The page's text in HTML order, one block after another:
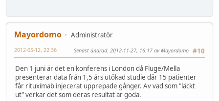
Mayordomo
Administratör
#10
2012-05-12, 22:36 Senast ändrad: 2012-11-27, 16:17 av Mayordomo
Den 1 juni är det en konferens i London då Fluge/Mella
presenterar data från 1,5 års utökad studie där 15 patienter
får rituximab injecerat upprepade gånger. Av vad som "läckt
ut" verkar det som deras resultat är goda.